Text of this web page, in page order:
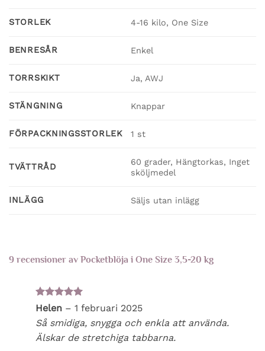
STORLEK 4-16 kilo, One Size
BENRESÅR Enkel
TORRSKIKT Ja, AWJ
STÄNGNING Knappar
FÖRPACKNINGSSTORLEK 1 st
TVÄTTRÅD
60 grader, Hängtorkas, Inget
sköljmedel
INLÄGG Säljs utan inlägg
9 recensioner av Pocketblöja i One Size 3,5-20 kg
Betygsatt5
av 5
Helen – 1 februari 2025
Så smidiga, snygga och enkla att använda.
Älskar de stretchiga tabbarna.